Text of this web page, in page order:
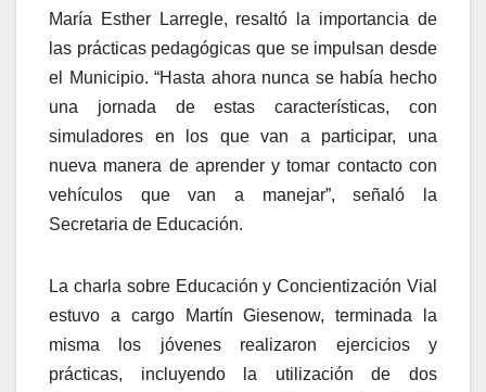
María Esther Larregle, resaltó la importancia de
las prácticas pedagógicas que se impulsan desde
el Municipio. “Hasta ahora nunca se había hecho
una jornada de estas características, con
simuladores en los que van a participar, una
nueva manera de aprender y tomar contacto con
vehículos que van a manejar”, señaló la
Secretaria de Educación.
La charla sobre Educación y Concientización Vial
estuvo a cargo Martín Giesenow, terminada la
misma los jóvenes realizaron ejercicios y
prácticas, incluyendo la utilización de dos